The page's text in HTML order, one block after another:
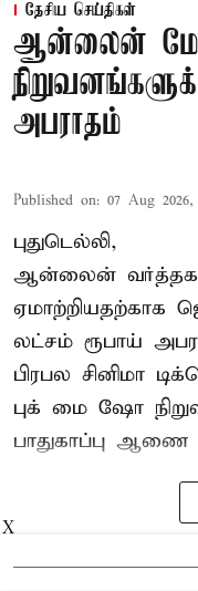
தேசிய செய்திகள்
ஆன்லைன்
அபராதம்
Published on: 07 Aug
புதுடெல்லி,
ஆன்லைன்
ஏமாற்றியதற்காக
லட்சம் ரூபாய்
பிரபல சினிமா
புக் மை ஷோ
பாதுகாப்பு ஆணை
X